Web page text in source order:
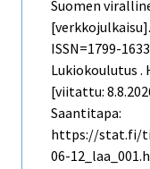
Suomen
[verkkojulkaisu].
ISSN=1799-
Lukiokoulutus .
[viitattu:
Saantitapa:
https://stat.fi/
06-